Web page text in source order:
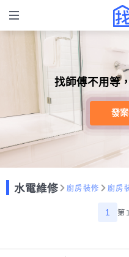
找師傅不用等
發
水電維修 廚房裝修 廚房
1 第